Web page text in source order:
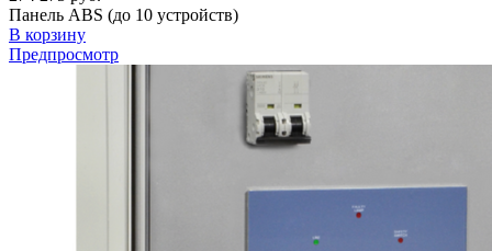
Панель ABS (до 10 устройств)
В корзину
Предпросмотр